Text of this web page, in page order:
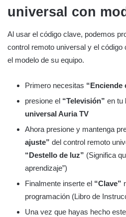
universal con
Al usar el código clave, podemos
control remoto universal y el
el modelo de su equipo.
Primero necesitas “Enciende
presione el “Televisión” en tu
universal Auria TV
Ahora presione y mantenga
ajuste” del control remoto
“Destello de luz” (Significa
aprendizaje”)
Finalmente inserte el “Clave”
programación (Libro de
Una vez que hayas hecho